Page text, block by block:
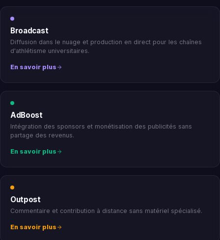
Broadcast
Diffusion dans le nuage et production en direct pour les chaînes
d'athlétisme universitaires.
En savoir plus
AdBoost
Intégration des sponsors et monétisation des publicités sans
partage des revenus.
En savoir plus
Outpost
Commentaire et contribution à distance sans matériel spécialisé.
En savoir plus